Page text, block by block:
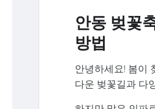
안동 벚꽃
방법
안녕하세요! 봄이
다운 벚꽃길과 다